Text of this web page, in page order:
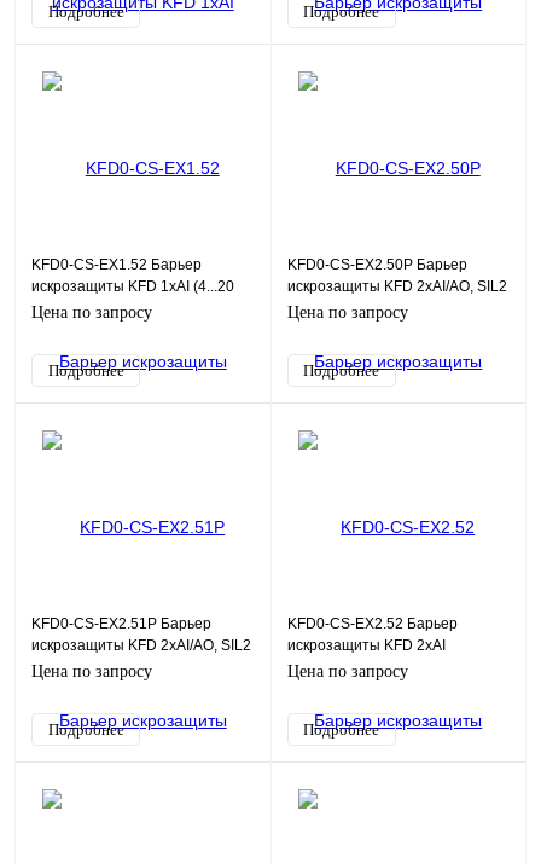
Подробнее Подробнее
KFD0-CS-EX1.52 Барьер
искрозащиты KFD 1хAI (4...20
мА)
Цена по запросу
Подробнее
KFD0-CS-EX2.50P Барьер
искрозащиты KFD 2хAI/AO, SIL2
Цена по запросу
Подробнее
KFD0-CS-EX2.51P Барьер
искрозащиты KFD 2хAI/AO, SIL2
Цена по запросу
Подробнее
KFD0-CS-EX2.52 Барьер
искрозащиты KFD 2хAI
Цена по запросу
Подробнее